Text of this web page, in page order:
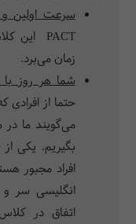
سرعت اولین
PACT
زمان می‌برد.
شما هر روز
حتما از
می‌گویند ما در
بگیریم. یکی
افراد مجبور
انگلیسی سر و
اتفاق در